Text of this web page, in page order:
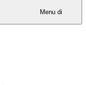
Menu di